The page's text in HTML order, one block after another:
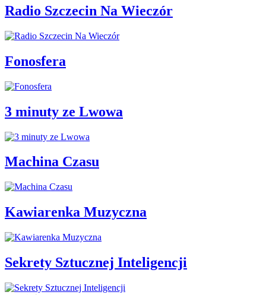
Radio Szczecin Na Wieczór
Fonosfera
3 minuty ze Lwowa
Machina Czasu
Kawiarenka Muzyczna
Sekrety Sztucznej Inteligencji